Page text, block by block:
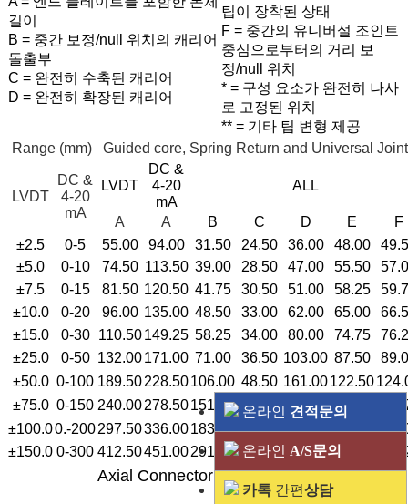
길이
B = 중간 보정/null 위치의 캐리어
돌출부
C = 완전히 수축된 캐리어
D = 완전히 확장된 캐리어
팁이 장착된 상태
F = 중간의 유니버설 조인트
중심으로부터의 거리 보
정/null 위치
* = 구성 요소가 완전히 나사
로 고정된 위치
** = 기타 팁 변형 제공
Range (mm)
Guided core, Spring Return and Universal
LVDT
DC &
4-20
mA
LVDT
DC &
4-20
mA
ALL
A A B C D E
F
±2.5
0-5 55.00 94.00 31.50 24.50 36.00 48.00
±5.0
0-10 74.50 113.50 39.00 28.50 47.00 55.50
±7.5
0-15 81.50 120.50 41.75 30.50 51.00 58.25
±10.0
0-20 96.00 135.00 48.50 33.00 62.00 65.00
±15.0
0-30 110.50 149.25 58.25 34.00 80.00 74.75
±25.0
0-50 132.00171.00 71.00 36.50 103.00 87.50
±50.0 0-100 189.50228.50106.00 48.50 161.00122.50
±75.0 0-150 240.00278.50151.75 69.00 232.00168.25
±100.00.-200297.50336.00183.00 71.50 292.00199.50
±150.0 0-300 412.50451.00291.25122.50458.00307.75
Axial Connector Guided Core
온라인 견적문의
온라인 A/S문의
카톡 간편상담